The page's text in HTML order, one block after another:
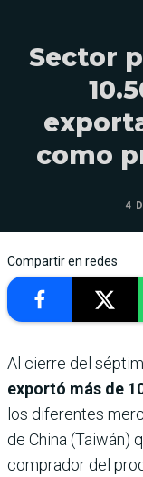
Sector
como
4
Compartir en redes
Al cierre del
exportó más de
los diferentes
de China (Taiwán)
comprador del